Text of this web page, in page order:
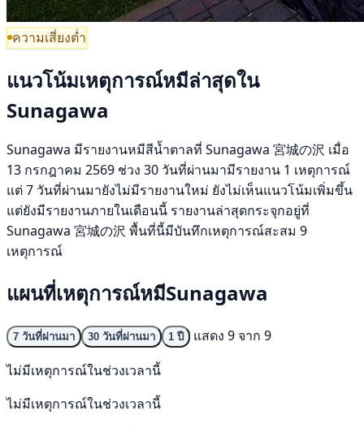
ความเสี่ยงต่ำ
แนวโน้มเหตุการณ์หมีล่าสุดใน
Sunagawa
Sunagawa มีรายงานหมีสีน้ำตาลที่ Sunagawa 宮城の沢 เมื่อ
13 กรกฎาคม 2569 ช่วง 30 วันที่ผ่านมามีรายงาน 1 เหตุการณ์
แต่ 7 วันที่ผ่านมายังไม่มีรายงานใหม่ ยังไม่เห็นแนวโน้มเพิ่มขึ้น
แต่ยังมีรายงานภายในเดือนนี้ รายงานล่าสุดกระจุกอยู่ที่
Sunagawa 宮城の沢 พื้นที่นี้มีบันทึกเหตุการณ์สะสม 9
เหตุการณ์
แผนที่เหตุการณ์หมีSunagawa
7 วันที่ผ่านมา 30 วันที่ผ่านมา 1 ปี
แสดง 9 จาก 9
ไม่มีเหตุการณ์ในช่วงเวลานี้
ไม่มีเหตุการณ์ในช่วงเวลานี้